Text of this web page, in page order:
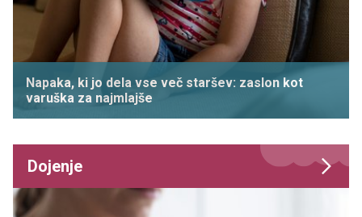
Napaka, ki jo dela vse več staršev: zaslon kot
varuška za najmlajše
Dojenje